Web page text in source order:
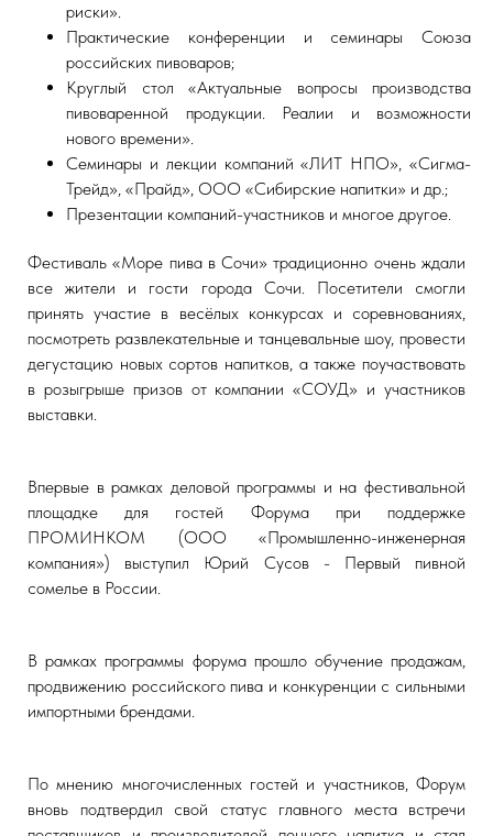
риски».
Практические конференции и семинары Союза
российских пивоваров;
Круглый стол «Актуальные вопросы производства
пивоваренной продукции. Реалии и возможности
нового времени».
Семинары и лекции компаний «ЛИТ НПО», «Сигма-
Трейд», «Прайд», ООО «Сибирские напитки» и др.;
Презентации компаний-участников и многое другое.
Фестиваль «Море пива в Сочи» традиционно очень ждали
все жители и гости города Сочи. Посетители смогли
принять участие в весёлых конкурсах и соревнованиях,
посмотреть развлекательные и танцевальные шоу, провести
дегустацию новых сортов напитков, а также поучаствовать
в розыгрыше призов от компании «СОУД» и участников
выставки.
Впервые в рамках деловой программы и на фестивальной
площадке для гостей Форума при поддержке
ПРОМИНКОМ (ООО «Промышленно-инженерная
компания») выступил Юрий Сусов - Первый пивной
сомелье в России.
В рамках программы форума прошло обучение продажам,
продвижению российского пива и конкуренции с сильными
импортными брендами.
По мнению многочисленных гостей и участников, Форум
вновь подтвердил свой статус главного места встречи